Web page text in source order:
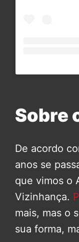
Sobre
De acordo
anos se
que vimos o
Vizinhança.
mais, mas o
sua forma,